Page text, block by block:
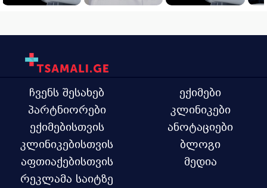
ჩვენს შესახებ
პარტნიორები
ექიმებისთვის
კლინიკებისთვის
აფთიაქებისთვის
რეკლამა საიტზე
ექიმები
კლინიკები
ანოტაციები
ბლოგი
მედია